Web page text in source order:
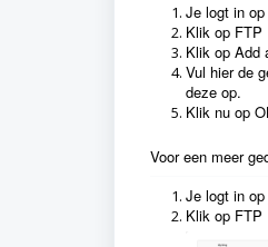
Je logt in
Klik op FTP
Klik op Add
Vul hier de
deze op.
Klik nu op
Voor een meer
Je logt in
Klik op FTP